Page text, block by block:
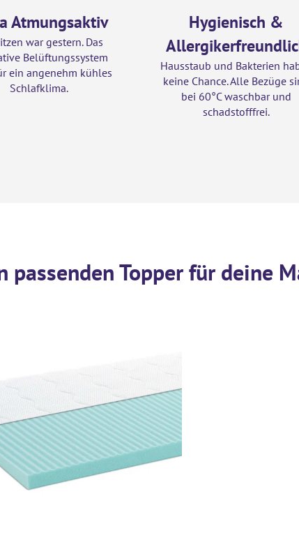
Atmungsaktiv
war gestern. Das
Belüftungssystem
ein angenehm kühles
Schlafklima.
Hygienisch &
Hausstaub und Bakterien
keine Chance. Alle Bezüge
bei 60°C waschbar und
schadstofffrei.
passenden Topper für deine